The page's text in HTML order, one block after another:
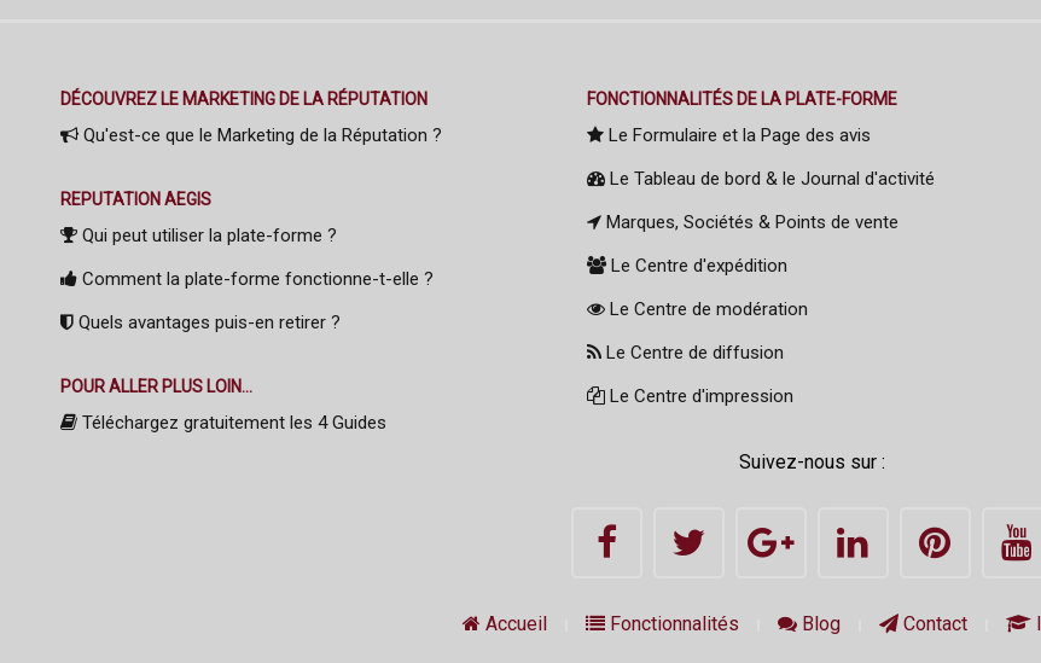
DÉCOUVREZ LE MARKETING DE LA RÉPUTATION
Qu'est-ce que le Marketing de la Réputation ?
REPUTATION AEGIS
Qui peut utiliser la plate-forme ?
Comment la plate-forme fonctionne-t-elle ?
Quels avantages puis-en retirer ?
POUR ALLER PLUS LOIN...
Téléchargez gratuitement les 4 Guides
FONCTIONNALITÉS DE LA PLATE-FORME
Le Formulaire et la Page des avis
Le Tableau de bord & le Journal d'activité
Marques, Sociétés & Points de vente
Le Centre d'expédition
Le Centre de modération
Le Centre de diffusion
Le Centre d'impression
Suivez-nous sur :
Accueil Fonctionnalités Blog Contact